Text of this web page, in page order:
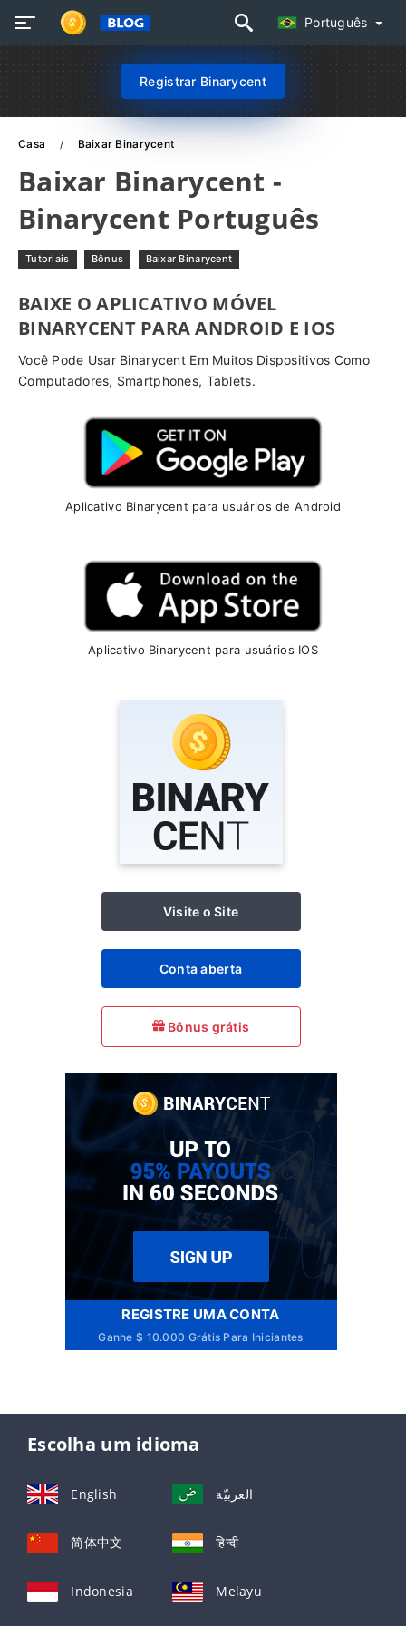
Português
Registrar Binarycent
Casa Baixar Binarycent
Baixar Binarycent -
Binarycent Português
Tutoriais Bônus Baixar Binarycent
BAIXE O APLICATIVO MÓVEL
BINARYCENT PARA ANDROID E IOS
Você Pode Usar Binarycent Em Muitos Dispositivos Como
Computadores, Smartphones, Tablets.
Aplicativo Binarycent para usuários de Android
Aplicativo Binarycent para usuários IOS
Visite o Site
Conta aberta
Bônus grátis
REGISTRE UMA CONTA
Ganhe $ 10.000 Grátis Para Iniciantes
Escolha um idioma
English العربيّة
简体中文 हिन्दी
Indonesia Melayu